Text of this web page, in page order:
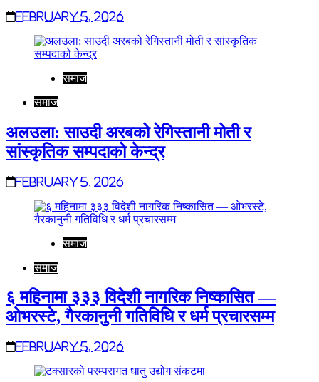
February 5, 2026
समाज
समाज
अलउला: साउदी अरबको रेगिस्तानी मोती र
सांस्कृतिक सम्पदाको केन्द्र
February 5, 2026
समाज
समाज
६ महिनामा ३३३ विदेशी नागरिक निष्कासित —
ओभरस्टे, गैरकानुनी गतिविधि र धर्म प्रचारसम्म
February 5, 2026